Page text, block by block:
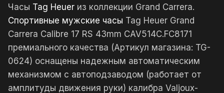
Часы Tag Heuer из коллекции Grand Carrera.
Спортивные мужские часы Tag Heuer Grand
Carrera Calibre 17 RS 43mm CAV514C.FC8171
премиального качества (Артикул магазина: TG-
0624) оснащены надежным автоматическим
механизмом с автоподзаводом (работает от
амплитуды движения руки) калибра Valjoux-